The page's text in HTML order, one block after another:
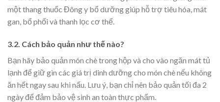
một thang thuốc Đông y bổ dưỡng giúp hỗ trợ tiêu hóa, mát
gan, bổ phổi và thanh lọc cơ thể.
3.2. Cách bảo quản như thế nào?
Bạn hãy bảo quản món chè trong hộp và cho vào ngăn mát tủ
lạnh để giữ gìn các giá trị dinh dưỡng cho món chè nếu không
ăn hết ngay sau khi nấu. Lưu ý, bạn chỉ nên bảo quản tối đa 2
ngày để đảm bảo vệ sinh an toàn thực phẩm.